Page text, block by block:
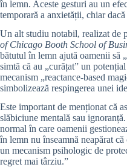
în lemn. Aceste gesturi au un
temporară a anxietății, chiar
Un alt studiu notabil, realizat de
of Chicago Booth School of
bătutul în lemn ajută oamenii să
simtă că au „curățat” un
mecanism „reactance-based
simbolizează respingerea unei
Este important de menționat că
slăbiciune mentală sau
normal în care oamenii
în lemn nu înseamnă neapărat
un mecanism psihologic de
regret mai târziu.”